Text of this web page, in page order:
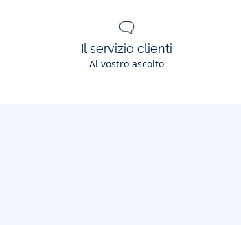
Il servizio clienti
Al vostro ascolto